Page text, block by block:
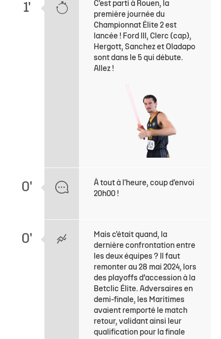
1'
C'est parti à Rouen, la
première journée du
Championnat Élite 2 est
lancée ! Ford III, Clerc (cap),
Hergott, Sanchez et Oladapo
sont dans le 5 qui débute.
Allez !
0'
À tout à l'heure, coup d'envoi
20h00 !
0'
Mais c'était quand, la
dernière confrontation entre
les deux équipes ? Il faut
remonter au 28 mai 2024, lors
des playoffs d’accession à la
Betclic Élite. Adversaires en
demi-finale, les Maritimes
avaient remporté le match
retour, validant ainsi leur
qualification pour la finale